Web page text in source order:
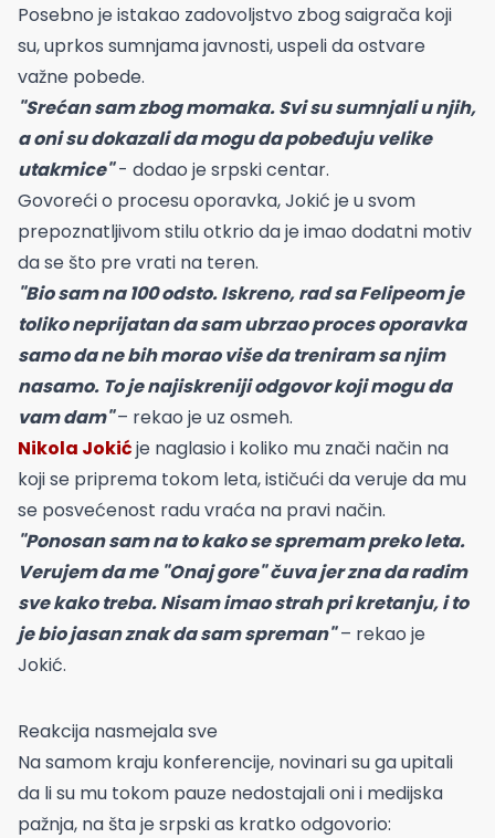
Posebno je istakao zadovoljstvo zbog saigrača koji
su, uprkos sumnjama javnosti, uspeli da ostvare
važne pobede.
"Srećan sam zbog momaka. Svi su sumnjali u njih,
a oni su dokazali da mogu da pobeđuju velike
utakmice"- dodao je srpski centar.
Govoreći o procesu oporavka, Jokić je u svom
prepoznatljivom stilu otkrio da je imao dodatni motiv
da se što pre vrati na teren.
"Bio sam na 100 odsto. Iskreno, rad sa Felipeom je
toliko neprijatan da sam ubrzao proces oporavka
samo da ne bih morao više da treniram sa njim
nasamo. To je najiskreniji odgovor koji mogu da
vam dam"– rekao je uz osmeh.
Nikola Jokićje naglasio i koliko mu znači način na
koji se priprema tokom leta, ističući da veruje da mu
se posvećenost radu vraća na pravi način.
"Ponosan sam na to kako se spremam preko leta.
Verujem da me "Onaj gore" čuva jer zna da radim
sve kako treba. Nisam imao strah pri kretanju, i to
je bio jasan znak da sam spreman"– rekao je
Jokić.
Reakcija nasmejala sve
Na samom kraju konferencije, novinari su ga upitali
da li su mu tokom pauze nedostajali oni i medijska
pažnja, na šta je srpski as kratko odgovorio: